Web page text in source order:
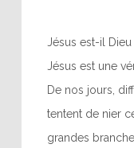
Jésus est-il
Jésus est une
De nos jours,
tentent de nier
grandes